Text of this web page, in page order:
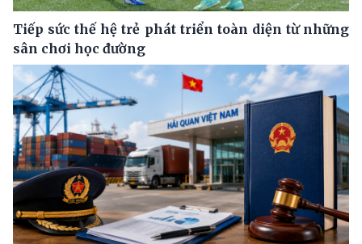
Tiếp sức thế hệ trẻ phát triển toàn diện từ những
sân chơi học đường